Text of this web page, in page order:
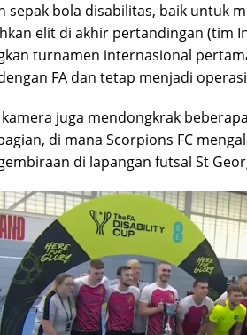
sepak bola disabilitas, baik untuk
elit di akhir pertandingan (tim
turnamen internasional
FA dan tetap menjadi
juga mendongkrak
di mana Scorpions FC
di lapangan futsal St